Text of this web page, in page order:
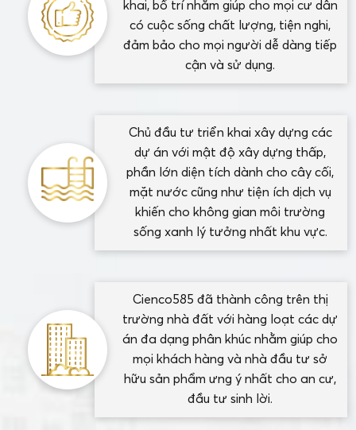
khai, bố trí nhằm giúp cho mọi cư dân
có cuộc sống chất lượng, tiện nghi,
đảm bảo cho mọi người dễ dàng tiếp
cận và sử dụng.
Chủ đầu tư triển khai xây dựng các
dự án với mật độ xây dựng thấp,
phần lớn diện tích dành cho cây cối,
mặt nước cũng như tiện ích dịch vụ
khiến cho không gian môi trường
sống xanh lý tưởng nhất khu vực.
Cienco585 đã thành công trên thị
trường nhà đất với hàng loạt các dự
án đa dạng phân khúc nhằm giúp cho
mọi khách hàng và nhà đầu tư sở
hữu sản phẩm ưng ý nhất cho an cư,
đầu tư sinh lời.